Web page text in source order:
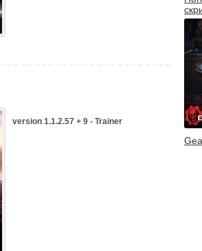
version 1.1.2.57 + 9 - Trainer